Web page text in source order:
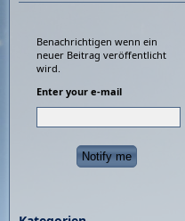
Benachrichtigen wenn ein
neuer Beitrag veröffentlicht
wird.
Enter your e-mail